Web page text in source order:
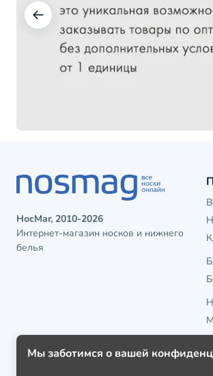
НосМаг, 2010-2026
Интернет-магазин носков и нижнего
белья
Мы заботимся о вашей